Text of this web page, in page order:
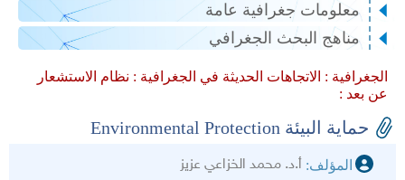
معلومات جغرافية عامة
مناهج البحث الجغرافي
الجغرافية : الاتجاهات الحديثة في الجغرافية : نظام الاستشعار
عن بعد :
حماية البيئة Environmental Protection
المؤلف: أ.د. محمد الخزاعي عزيز